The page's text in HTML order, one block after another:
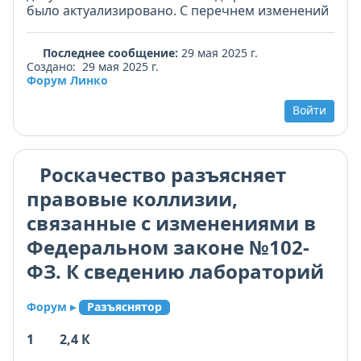
Последнее сообщение: 29 мая 2025 г.
Создано: 29 мая 2025 г.
Форум Линко
Войти
Роскачество разъясняет
правовые коллизии,
связанные с изменениями в
Федеральном законе №102-
ФЗ. К сведению лабораторий
Форум ▸ Разъяснятор
1
2,4 К